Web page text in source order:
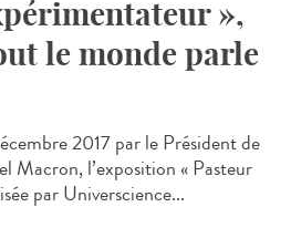
»,
le monde parle
2017 par le Président de
Macron, l’exposition « Pasteur
par Universcience...